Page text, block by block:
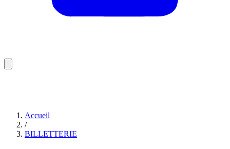
Accueil
/
BILLETTERIE